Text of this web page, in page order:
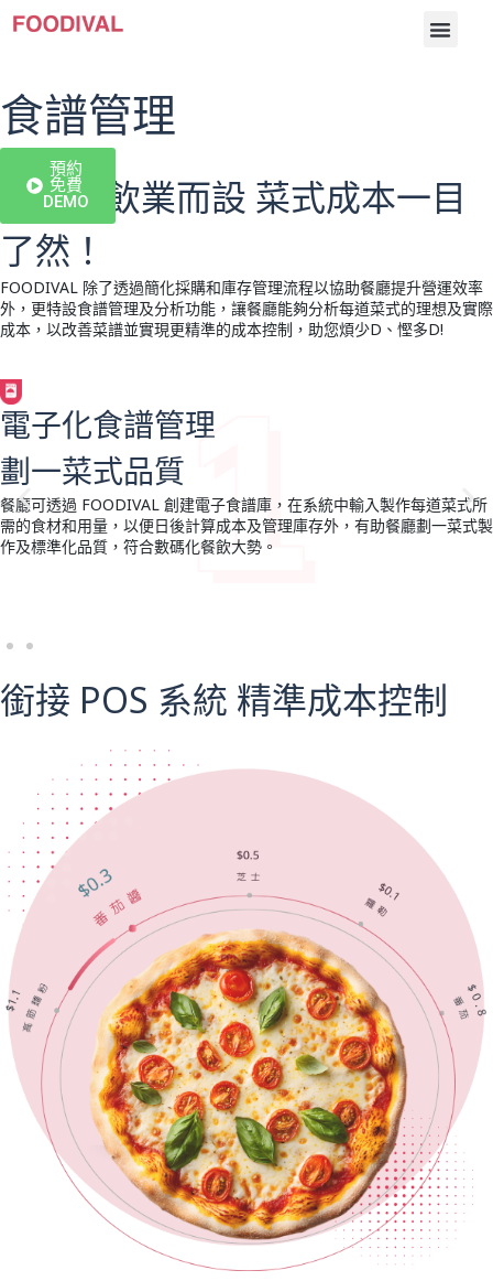
食譜管理
預約
免費
DEMO
專為餐飲業而設 菜式成本一目
了然！
FOODIVAL 除了透過簡化採購和庫存管理流程以協助餐廳提升營運效率
外，更特設食譜管理及分析功能，讓餐廳能夠分析每道菜式的理想及實際
成本，以改善菜譜並實現更精準的成本控制，助您煩少D、慳多D!
，在系統中輸入製作每道菜式所
理庫存外，有助餐廳劃一菜式製
除了管理餐廳菜單上的菜式外，我
品，如自家製醬料。您可在需使用
譜，FOODIVAL 便能自動計算該菜
銜接 POS 系統 精準成本控制